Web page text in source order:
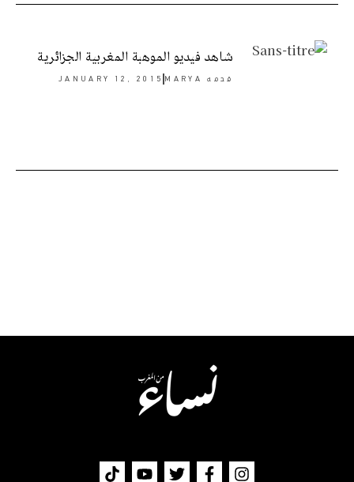
شاهد فيديو الموهبة المغربية الجزائرية
قدمه JANUARY 12, 2015